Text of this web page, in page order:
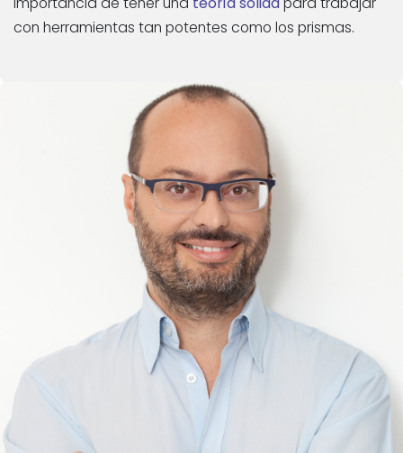
con herramientas tan potentes como los prismas.